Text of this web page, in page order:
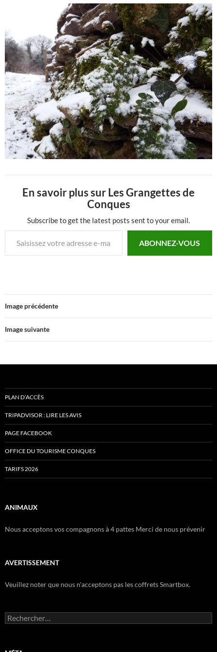
En savoir plus sur Les Grangettes de
Conques
Subscribe to get the latest posts sent to your email.
Saisissez votre adresse e-mail…
ABONNEZ-VOUS
Image précédente
Image suivante
PLAN D’ACCÈS
TRIPADVISOR : LIRE LES AVIS
PAGE FACEBOOK
OFFICE DU TOURISME CONQUES
TARIFS 2026
ANIMAUX
Nous acceptons vos compagnons à 4 pattes Merci de nous prévenir
AVERTISSEMENT
Veuillez noter que nous n'acceptons pas les coffrets Smartbox.
Rechercher :